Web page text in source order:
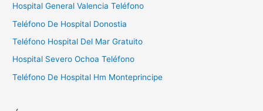
Hospital General Valencia Teléfono
Teléfono De Hospital Donostia
Teléfono Hospital Del Mar Gratuito
Hospital Severo Ochoa Teléfono
Teléfono De Hospital Hm Monteprincipe